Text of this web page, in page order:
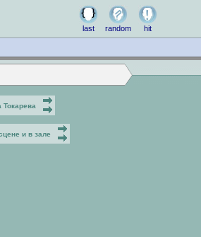
last random hit
Токарева
и в зале